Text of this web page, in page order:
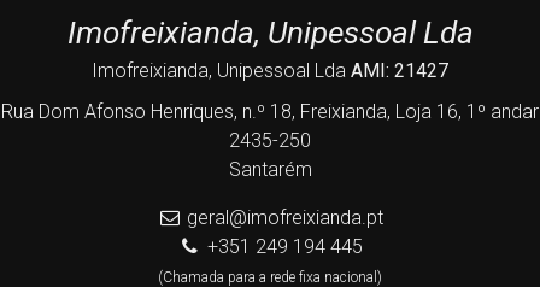
Imofreixianda, Unipessoal Lda
Imofreixianda, Unipessoal Lda AMI: 21427
Rua Dom Afonso Henriques, n.º 18, Freixianda, Loja 16, 1º andar
2435-250
Santarém
geral@imofreixianda.pt
+351 249 194 445
(Chamada para a rede fixa nacional)